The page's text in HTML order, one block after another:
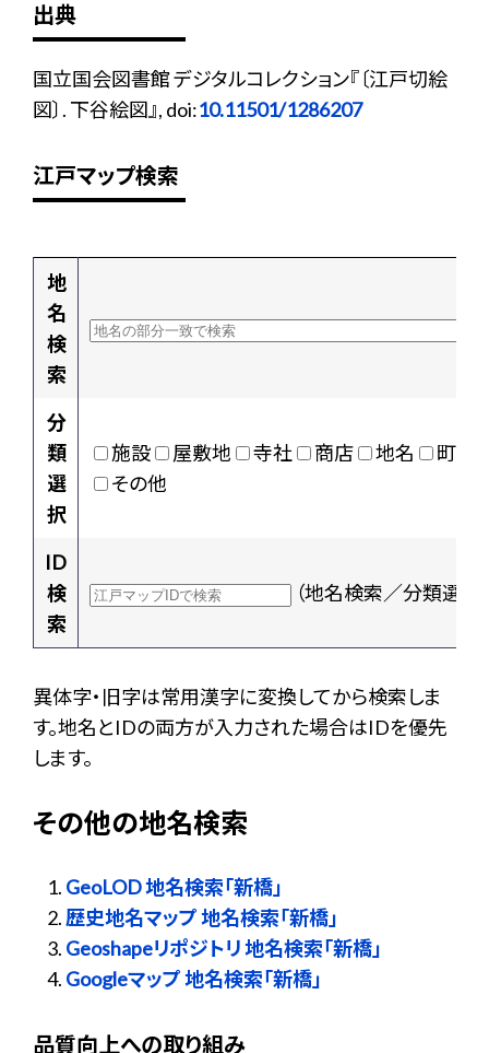
出典
国立国会図書館 デジタルコレクション『〔江戸切絵
図〕. 下谷絵図』, doi:10.11501/1286207
江戸マップ検索
地
名
検
索
分
類
選
択
施設 屋敷地 寺社 商店 地名
町村
その他
ID
検
索
（地名検索／分類選択
異体字・旧字は常用漢字に変換してから検索しま
す。地名とIDの両方が入力された場合はIDを優先
します。
その他の地名検索
GeoLOD 地名検索「新橋」
歴史地名マップ 地名検索「新橋」
Geoshapeリポジトリ 地名検索「新橋」
Googleマップ 地名検索「新橋」
品質向上への取り組み